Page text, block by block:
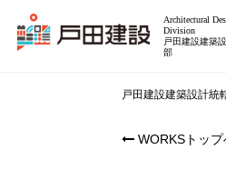
Architectural
Division
戸田建設建築
部
戸田建設建築設計統
WORKSトップ